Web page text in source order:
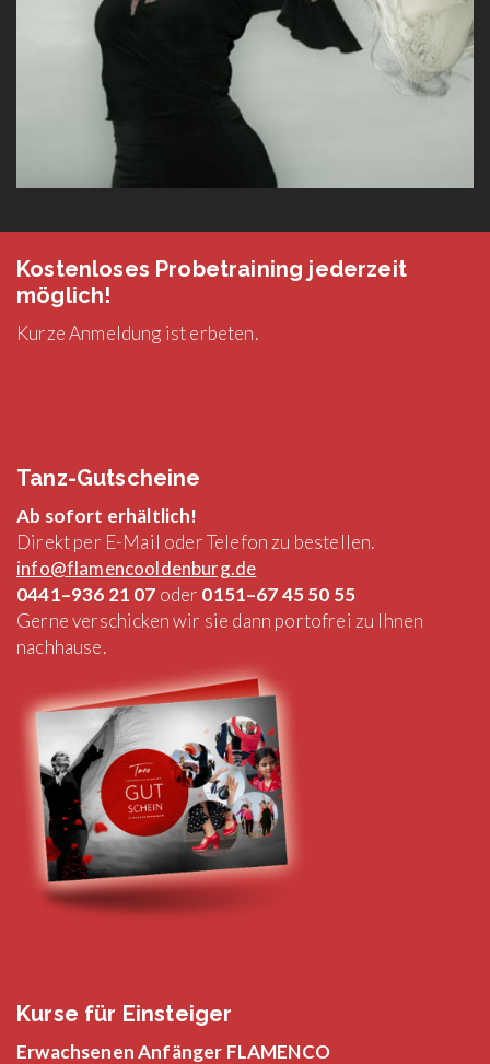
Kostenloses Probetraining jederzeit
möglich!
Kurze Anmeldung ist erbeten.
Tanz-Gutscheine
Ab sofort erhältlich!
Direkt per E-Mail oder Telefon zu bestellen.
info@flamencooldenburg.de
0441–936 21 07 oder 0151–67 45 50 55
Gerne verschicken wir sie dann portofrei zu Ihnen
nachhause.
Kurse für Einsteiger
Erwachsenen Anfänger FLAMENCO